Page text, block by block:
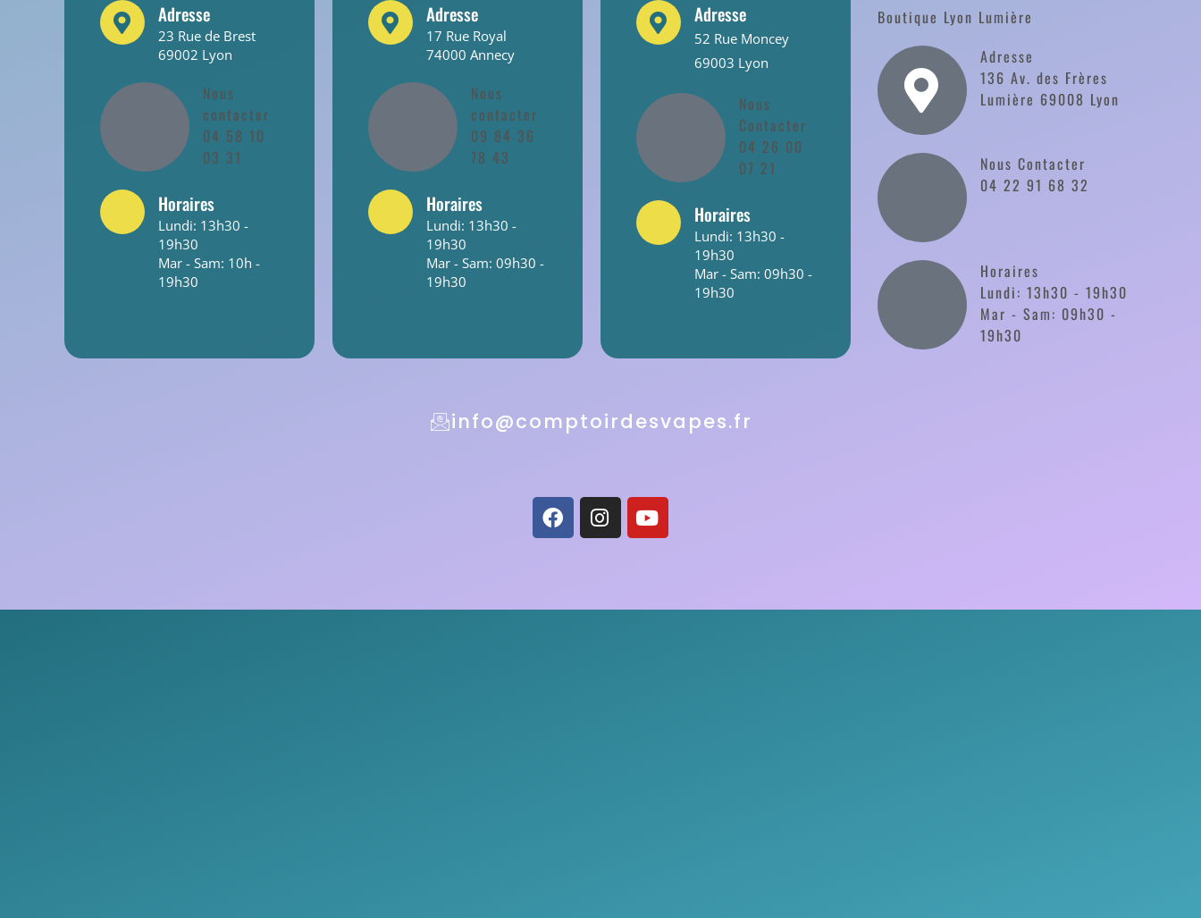
Adresse
23 Rue de Brest
69002 Lyon
Nous
contacter
04 58 10
03 31
Horaires
Lundi: 13h30 -
19h30
Mar - Sam: 10h -
19h30
Adresse
17 Rue Royal
74000 Annecy
Nous
contacter
09 84 36
78 43
Horaires
Lundi: 13h30 -
19h30
Mar - Sam: 09h30 -
19h30
Adresse
52 Rue Moncey
69003 Lyon
Nous
Contacter
04 26 00
07 21
Horaires
Lundi: 13h30 -
19h30
Mar - Sam: 09h30 -
19h30
Boutique Lyon Lumière
Adresse
136 Av. des Frères
Lumière 69008 Lyon
Nous Contacter
04 22 91 68 32
Horaires
Lundi: 13h30 - 19h30
Mar - Sam: 09h30 -
19h30
info@comptoirdesvapes.fr